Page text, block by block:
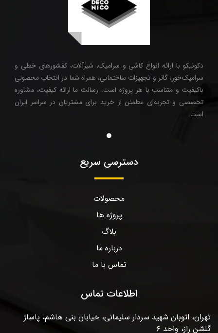
دکونیکو با ارائه انواع کاشی و سرامیک، شیرآلات، کفشورهای خطی و
سرامیک‌خور، گاتر و تجهیزات ساختمانی، همراه شما در انتخاب محصولی
باکیفیت و متناسب با هر پروژه است. رسالت ما ارائه کیفیت، مشاوره
تخصصی و تجربه‌ای مطمئن از خرید برای مشتریان در سراسر ایران
است.
دسترسی سریع
محصولات
پروژه ها
بلاگ
درباره ما
تماس با ما
اطلاعات تماس
تهران، اتوبان شهید سردار سلیمانی، خیابان بنی هاشم، پاساژ
گلشن راز، واحد ۶